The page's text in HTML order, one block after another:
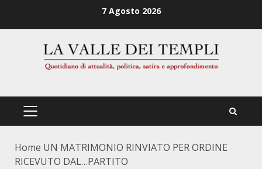
7 Agosto 2026
PRIMÄRES
Home UN MATRIMONIO RINVIATO PER ORDINE
RICEVUTO DAL…PARTITO